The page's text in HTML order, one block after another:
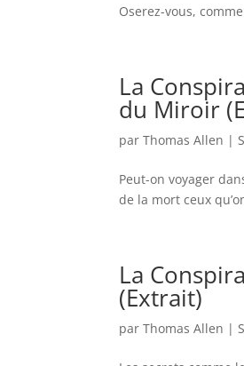
Oserez-vous,
La
du Miroir
parThomas Allen |
Peut-on voyager
de la mort ceux
La
(Extrait)
parThomas Allen |